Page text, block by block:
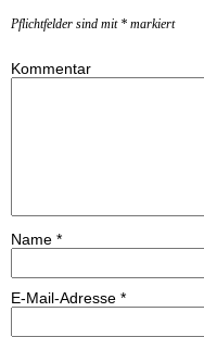
Pflichtfelder sind mit * markiert
Kommentar
Name *
E-Mail-Adresse *